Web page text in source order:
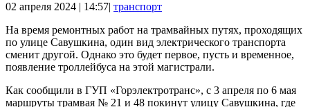
02 апреля 2024 | 14:57| транспорт
На время ремонтных работ на трамвайных путях, проходящих
по улице Савушкина, один вид электрического транспорта
сменит другой. Однако это будет первое, пусть и временное,
появление троллейбуса на этой магистрали.
Как сообщили в ГУП «Горэлектротранс», с 3 апреля по 6 мая
маршруты трамвая № 21 и 48 покинут улицу Савушкина, где